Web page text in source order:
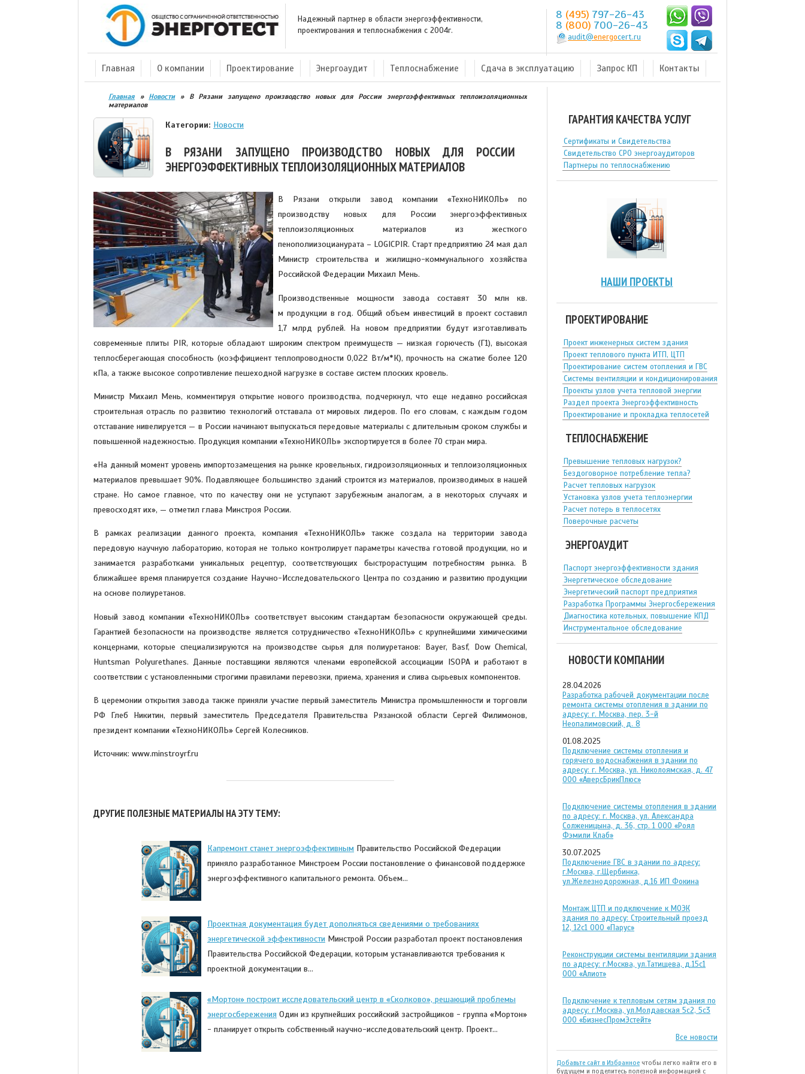
Надежный партнер в области энергоэффективности,
проектирования и теплоснабжения с 2004г.
8 (495) 797-26-43
8 (800) 700-26-43
audit@energocert.ru
Главная О компании Проектирование Энергоаудит Теплоснабжение Сдача в эксплуатацию Запрос КП Контакты
Главная » Новости»
В Рязани запущено производство новых для России энергоэффективных теплоизоляционных
материалов
Категории: Новости
В РЯЗАНИ ЗАПУЩЕНО ПРОИЗВОДСТВО НОВЫХ ДЛЯ РОССИИ
ЭНЕРГОЭФФЕКТИВНЫХ ТЕПЛОИЗОЛЯЦИОННЫХ МАТЕРИАЛОВ
В Рязани открыли завод компании «ТехноНИКОЛЬ» по
производству новых для России энергоэффективных
теплоизоляционных материалов из жесткого
пенополиизоцианурата – LOGICPIR. Старт предприятию 24 мая дал
Министр строительства и жилищно-коммунального хозяйства
Российской Федерации Михаил Мень.
Производственные мощности завода составят 30 млн кв.
м продукции в год. Общий объем инвестиций в проект составил
1,7 млрд рублей. На новом предприятии будут изготавливать
современные плиты PIR, которые обладают широким спектром преимуществ — низкая горючесть (Г1), высокая
теплосберегающая способность (коэффициент теплопроводности 0,022 Вт/м*К), прочность на сжатие более 120
кПа, а также высокое сопротивление пешеходной нагрузке в составе систем плоских кровель.
Министр Михаил Мень, комментируя открытие нового производства, подчеркнул, что еще недавно российская
строительная отрасль по развитию технологий отставала от мировых лидеров. По его словам, с каждым годом
отставание нивелируется — в России начинают выпускаться передовые материалы с длительным сроком службы и
повышенной надежностью. Продукция компании «ТехноНИКОЛЬ» экспортируется в более 70 стран мира.
«На данный момент уровень импортозамещения на рынке кровельных, гидроизоляционных и теплоизоляционных
материалов превышает 90%. Подавляющее большинство зданий строится из материалов, производимых в нашей
стране. Но самое главное, что по качеству они не уступают зарубежным аналогам, а в некоторых случаях и
превосходят их», — отметил глава Минстроя России.
В рамках реализации данного проекта, компания «ТехноНИКОЛЬ» также создала на территории завода
передовую научную лабораторию, которая не только контролирует параметры качества готовой продукции, но и
занимается разработками уникальных рецептур, соответствующих быстрорастущим потребностям рынка. В
ближайшее время планируется создание Научно-Исследовательского Центра по созданию и развитию продукции
на основе полиуретанов.
Новый завод компании «ТехноНИКОЛЬ» соответствует высоким стандартам безопасности окружающей среды.
Гарантией безопасности на производстве является сотрудничество «ТехноНИКОЛЬ» с крупнейшими химическими
концернами, которые специализируются на производстве сырья для полиуретанов: Bayer, Basf, Dow Chemical,
Huntsman Polyurethanes. Данные поставщики являются членами европейской ассоциации ISOPA и работают в
соответствии с установленными строгими правилами перевозки, приема, хранения и слива сырьевых компонентов.
В церемонии открытия завода также приняли участие первый заместитель Министра промышленности и торговли
РФ Глеб Никитин, первый заместитель Председателя Правительства Рязанской области Сергей Филимонов,
президент компании «ТехноНИКОЛЬ» Сергей Колесников.
Источник: www.minstroyrf.ru
ДРУГИЕ ПОЛЕЗНЫЕ МАТЕРИАЛЫ НА ЭТУ ТЕМУ:
Капремонт станет энергоэффективным Правительство Российской Федерации
приняло разработанное Минстроем России постановление о финансовой поддержке
энергоэффективного капитального ремонта. Объем…
Проектная документация будет дополняться сведениями о требованиях
энергетической эффективности Минстрой России разработал проект постановления
Правительства Российской Федерации, которым устанавливаются требования к
проектной документации в…
«Мортон» построит исследовательский центр в «Сколково», решающий проблемы
энергосбережения Один из крупнейших российский застройщиков - группа «Мортон»
- планирует открыть собственный научно-исследовательский центр. Проект…
ГАРАНТИЯ КАЧЕСТВА УСЛУГ
Сертификаты и Свидетельства
Свидетельство СРО энергоаудиторов
Партнеры по теплоснабжению
НАШИ ПРОЕКТЫ
ПРОЕКТИРОВАНИЕ
Проект инженерных систем здания
Проект теплового пункта ИТП, ЦТП
Проектирование систем отопления и ГВС
Системы вентиляции и кондиционирования
Проекты узлов учета тепловой энергии
Раздел проекта Энергоэффективность
Проектирование и прокладка теплосетей
ТЕПЛОСНАБЖЕНИЕ
Превышение тепловых нагрузок?
Бездоговорное потребление тепла?
Расчет тепловых нагрузок
Установка узлов учета теплоэнергии
Расчет потерь в теплосетях
Поверочные расчеты
ЭНЕРГОАУДИТ
Паспорт энергоэффективности здания
Энергетическое обследование
Энергетический паспорт предприятия
Разработка Программы Энергосбережения
Диагностика котельных, повышение КПД
Инструментальное обследование
НОВОСТИ КОМПАНИИ
28.04.2026
Разработка рабочей документации после
ремонта системы отопления в здании по
адресу: г. Москва, пер. 3-й
Неопалимовский, д. 8
01.08.2025
Подключение системы отопления и
горячего водоснабжения в здании по
адресу: г. Москва, ул. Николоямская, д. 47
ООО «АверсБрикПлюс»
Подключение системы отопления в здании
по адресу: г. Москва, ул. Александра
Солженицына, д. 36, стр. 1 ООО «Роял
Фэмили Клаб»
30.07.2025
Подключение ГВС в здании по адресу:
г.Москва, г.Щербинка,
ул.Железнодорожная, д.16 ИП Фокина
Монтаж ЦТП и подключение к МОЭК
здания по адресу: Строительный проезд
12, 12с1 ООО «Парус»
Реконструкции системы вентиляции здания
по адресу: г.Москва, ул.Татищева, д.15с1
ООО «Алиот»
Подключение к тепловым сетям здания по
адресу: г.Москва, ул.Молдавская 5с2, 5с3
ООО «БизнесПромЭстейт»
Все новости
Добавьте сайт в Избранноечтобы легко найти его в
будущем и поделитесь полезной информацией с